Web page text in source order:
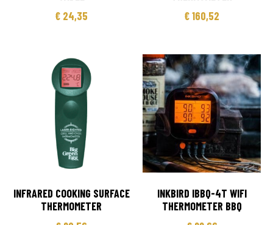
€ 24,35
€160,52
INFRARED COOKING SURFACE
THERMOMETER
INKBIRD IBBQ-4T WIFI
THERMOMETER BBQ